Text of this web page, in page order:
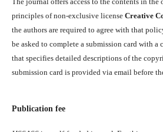
principles of non-exclusive license Creative
the authors are required to agree with that
be asked to complete a submission card with a
that specifies detailed descriptions of the
submission card is provided via email before
Publication fee